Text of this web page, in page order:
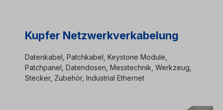
Kupfer Netzwerkverkabelung
Datenkabel, Patchkabel, Keystone Module,
Patchpanel, Datendosen, Messtechnik, Werkzeug,
Stecker, Zubehör, Industrial Ethernet